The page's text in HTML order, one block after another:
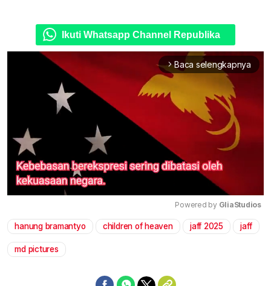
Ikuti Whatsapp Channel Republika
arrow_forward_ios Baca selengkapnya
Mute
Powered by GliaStudios
hanung bramantyo children of heaven jaff 2025 jaff
md pictures